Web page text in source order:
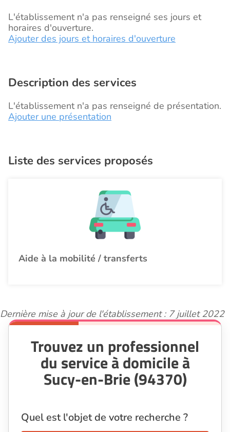
L'établissement n'a pas renseigné ses jours et
horaires d'ouverture.
Ajouter des jours et horaires d'ouverture
Description des services
L'établissement n'a pas renseigné de présentation.
Ajouter une présentation
Liste des services proposés
Aide à la mobilité / transferts
Dernière mise à jour de l'établissement : 7 juillet 2022
Trouvez un professionnel
du service à domicile à
Sucy-en-Brie (94370)
Quel est l'objet de votre recherche ?